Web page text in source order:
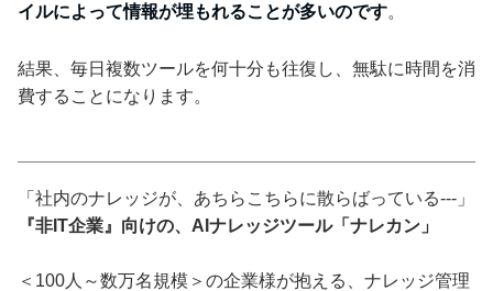
イルによって情報が埋もれることが多いのです。
結果、毎日複数ツールを何十分も往復し、無駄に時間を消
費することになります。
「社内のナレッジが、あちらこちらに散らばっている---」
『非IT企業』向けの、AIナレッジツール「ナレカン」
＜100人～数万名規模＞の企業様が抱える、ナレッジ管理